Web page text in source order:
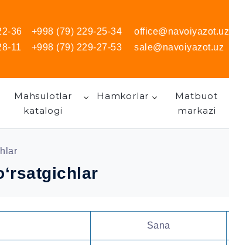
36
11
+998 (79) 229-25-34
+998 (79) 229-27-53
office@navoiyazot.uz
sale@navoiyazot.uz
Mahsulotlar
katalogi
Hamkorlar
Matbuot
markazi
Sana